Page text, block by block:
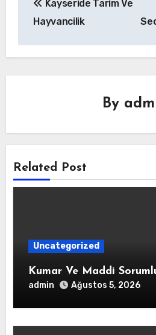
gezinmesi
Kayseride Tarim Ve
Hayvancilik
By
Related Post
Uncategorized
Kumar Ve Maddi
admin Ağustos 5, 2026